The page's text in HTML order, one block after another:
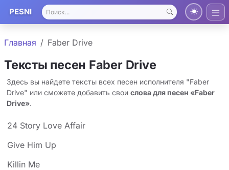
PESNI
Главная Faber Drive
Тексты песен Faber Drive
Здесь вы найдете тексты всех песен исполнителя "Faber
Drive" или сможете добавить свои слова для песен «Faber
Drive».
24 Story Love Affair
Give Him Up
Killin Me